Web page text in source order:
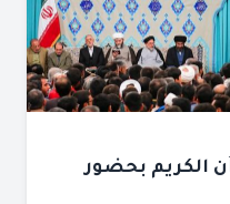
الكريم بحضور